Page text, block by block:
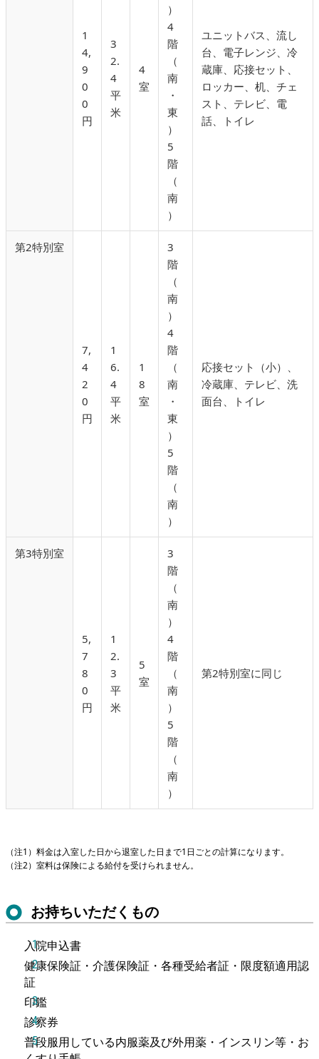
1
4,
9
0
0
円
3
2.
4
平
米
4
室
）
4
階
（
南
・
東
）
5
階
（
南
）
ユニットバス、流し
台、電子レンジ、冷
蔵庫、応接セット、
ロッカー、机、チェ
スト、テレビ、電
話、トイレ
第2特別室
7,
4
2
0
円
1
6.
4
平
米
1
8
室
3
階
（
南
）
4
階
（
南
・
東
）
5
階
（
南
）
応接セット（小）、
冷蔵庫、テレビ、洗
面台、トイレ
第3特別室
5,
7
8
0
円
1
2.
3
平
米
5
室
3
階
（
南
）
4
階
（
南
）
5
階
（
南
）
第2特別室に同じ
（注1）料金は入室した日から退室した日まで1日ごとの計算になります。
（注2）室料は保険による給付を受けられません。
お持ちいただくもの
入院申込書
健康保険証・介護保険証・各種受給者証・限度額適用認
証
印鑑
診察券
普段服用している内服薬及び外用薬・インスリン等・お